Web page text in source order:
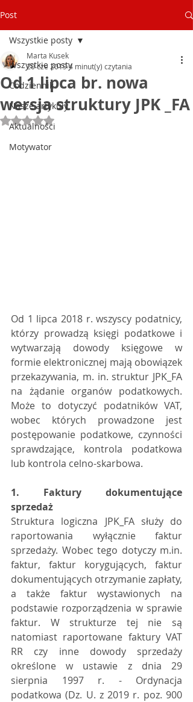
Post
Wszystkie posty
Codziennik
Nasze artykuły
Aktualności
Motywator
Wszystkie posty
Od 1 lipca br. nowa
wersja struktury JPK _FA
Marta Kusek
20 cze 20194 minut(y) czytania
Oceniono na NaN z 5 gwiazdek.
Od 1 lipca 2018 r. wszyscy podatnicy,
którzy prowadzą księgi podatkowe i
wytwarzają dowody księgowe w
formie elektronicznej mają obowiązek
przekazywania, m. in. struktur JPK_FA
na żądanie organów podatkowych.
Może to dotyczyć podatników VAT,
wobec których prowadzone jest
postępowanie podatkowe, czynności
sprawdzające, kontrola podatkowa
lub kontrola celno-skarbowa.
1. Faktury dokumentujące
sprzedaż
Struktura logiczna JPK_FA służy do
raportowania wyłącznie faktur
sprzedaży. Wobec tego dotyczy m.in.
faktur, faktur korygujących, faktur
dokumentujących otrzymanie zapłaty,
a także faktur wystawionych na
podstawie rozporządzenia w sprawie
faktur. W strukturze tej nie są
natomiast raportowane faktury VAT
RR czy inne dowody sprzedaży
określone w ustawie z dnia 29
sierpnia 1997 r. - Ordynacja
podatkowa (Dz. U. z 2019 r. poz. 900